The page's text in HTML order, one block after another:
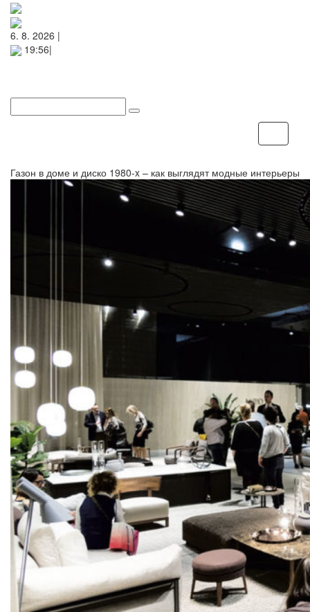
6. 8. 2026 |
19:56|
Газон в доме и диско 1980-x – как выглядят модные интерьеры